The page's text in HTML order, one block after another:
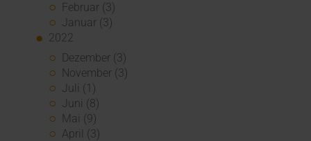
Februar (3)
Januar (3)
2022
Dezember (3)
November (3)
Juli (1)
Juni (8)
Mai (9)
April (3)